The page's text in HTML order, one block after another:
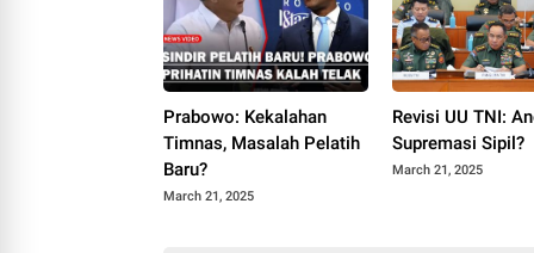
Prabowo: Kekalahan
Timnas, Masalah Pelatih
Baru?
March 21, 2025
Revisi UU TNI:
Supremasi Sipil?
March 21, 2025